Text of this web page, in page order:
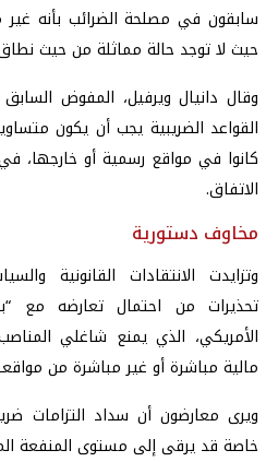
سابقون في مصلحة الضرائب بأنه
حيث لا توجد حالة مماثلة من حيث
وقال دانيال ويرفيل، المفوض
القواعد الضريبية يجب أن يكون
كانوا في مواقع رسمية أو خارجها،
الاتفاق.
مخاوف دستورية
وتزايدت الانتقادات القانونية
تحذيرات من احتمال تعارضه مع
الأمريكي، الذي يمنع شاغلي
مالية مباشرة أو غير مباشرة من
ويرى معارضون أن سداد التزامات
خاصة قد يرقى إلى مستوى المنفعة